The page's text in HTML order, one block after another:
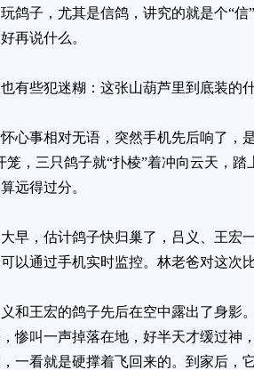
鸽子，尤其是信鸽，讲究的就是个“
再说什么。
有些犯迷糊：这张山葫芦里到底装的
心事相对无语，突然手机先后响了，
笼，三只鸽子就“扑棱”着冲向云天，
远得过分。
早，估计鸽子快归巢了，吕义、王宏
以通过手机实时监控。林老爸对这次
和王宏的鸽子先后在空中露出了身影
惨叫一声掉落在地，好半天才缓过神
一看就是硬撑着飞回来的。到家后，